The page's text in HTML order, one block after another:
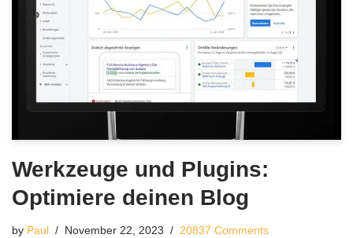
Werkzeuge und Plugins:
Optimiere deinen Blog
by Paul November 22, 2023 20837 Comments